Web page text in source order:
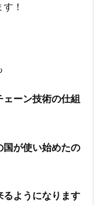
！
ーン技術の仕組
が使い始めたの
ようになります